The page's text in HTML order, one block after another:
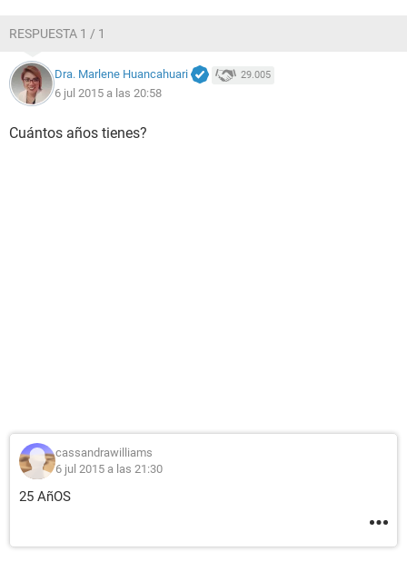
RESPUESTA 1 / 1
Dra. Marlene Huancahuari 29.005
6 jul 2015 a las 20:58
Cuántos años tienes?
cassandrawilliams
6 jul 2015 a las 21:30
25 AñOS